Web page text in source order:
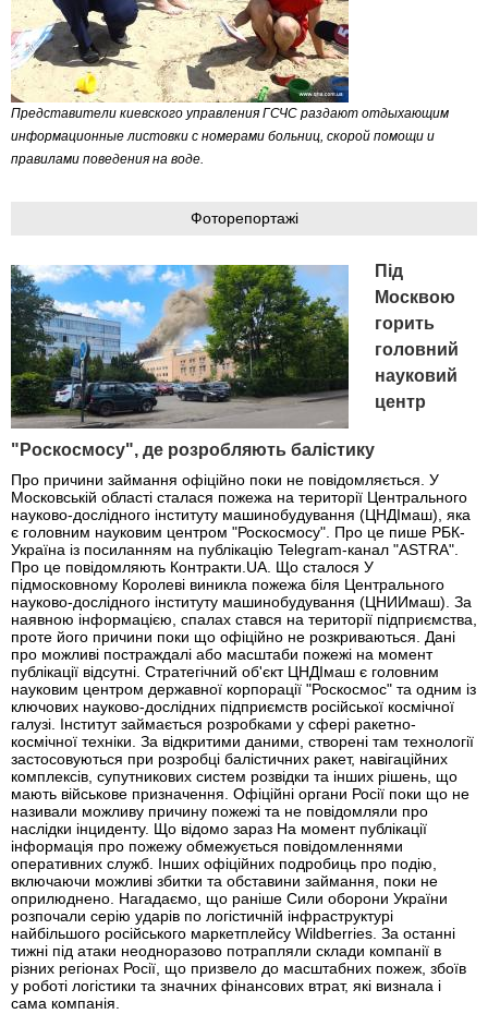
Представители киевского управления ГСЧС раздают отдыхающим
информационные листовки с номерами больниц, скорой помощи и
правилами поведения на воде.
Фоторепортажі
Під
Москвою
горить
головний
науковий
центр
"Роскосмосу", де розробляють балістику
Про причини займання офіційно поки не повідомляється. У
Московській області сталася пожежа на території Центрального
науково-дослідного інституту машинобудування (ЦНДІмаш), яка
є головним науковим центром "Роскосмосу". Про це пише РБК-
Україна із посиланням на публікацію Telegram-канал "ASTRA".
Про це повідомляють Контракти.UA. Що сталося У
підмосковному Королеві виникла пожежа біля Центрального
науково-дослідного інституту машинобудування (ЦНИИмаш). За
наявною інформацією, спалах стався на території підприємства,
проте його причини поки що офіційно не розкриваються. Дані
про можливі постраждалі або масштаби пожежі на момент
публікації відсутні. Стратегічний об'єкт ЦНДІмаш є головним
науковим центром державної корпорації "Роскосмос" та одним із
ключових науково-дослідних підприємств російської космічної
галузі. Інститут займається розробками у сфері ракетно-
космічної техніки. За відкритими даними, створені там технології
застосовуються при розробці балістичних ракет, навігаційних
комплексів, супутникових систем розвідки та інших рішень, що
мають військове призначення. Офіційні органи Росії поки що не
називали можливу причину пожежі та не повідомляли про
наслідки інциденту. Що відомо зараз На момент публікації
інформація про пожежу обмежується повідомленнями
оперативних служб. Інших офіційних подробиць про подію,
включаючи можливі збитки та обставини займання, поки не
оприлюднено. Нагадаємо, що раніше Сили оборони України
розпочали серію ударів по логістичній інфраструктурі
найбільшого російського маркетплейсу Wildberries. За останні
тижні під атаки неодноразово потрапляли склади компанії в
різних регіонах Росії, що призвело до масштабних пожеж, збоїв
у роботі логістики та значних фінансових втрат, які визнала і
сама компанія.